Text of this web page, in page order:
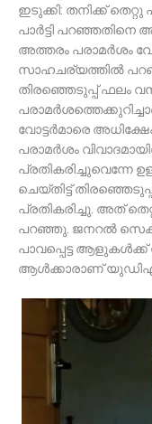
ഇടുക്കി: തനിക്ക്
പാര്‍ട്ടി പറഞ്ഞതിനെ
അത്തരം പരാമര്‍ശം
സാഹചര്യത്തിൽ
തിരഞ്ഞെടുപ്പ് ഫലം
വോട്ടര്‍മാരെ
പരാമര്‍ശം
ചെയ്തിട്ട്
പ്രതികരിച്ചു. അത്
പറഞ്ഞു. ജനറൽ
പാവപ്പെട്ട
ആൾക്കാരാണ്